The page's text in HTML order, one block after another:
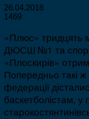
26.04.2018
1469
«Плюс» тридцять
ДЮСШ №1 та
«Плоскирів»
Попередньо такі
федерації
баскетболістам, у